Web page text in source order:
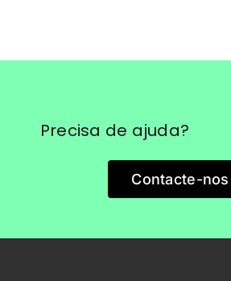
Precisa de ajuda?
Contacte-nos